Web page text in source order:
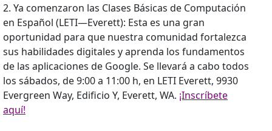
2. Ya comenzaron las Clases Básicas de Computación
en Español (LETI—Everett): Esta es una gran
oportunidad para que nuestra comunidad fortalezca
sus habilidades digitales y aprenda los fundamentos
de las aplicaciones de Google. Se llevará a cabo todos
los sábados, de 9:00 a 11:00 h, en LETI Everett, 9930
Evergreen Way, Edificio Y, Everett, WA. ¡Inscríbete
aquí!